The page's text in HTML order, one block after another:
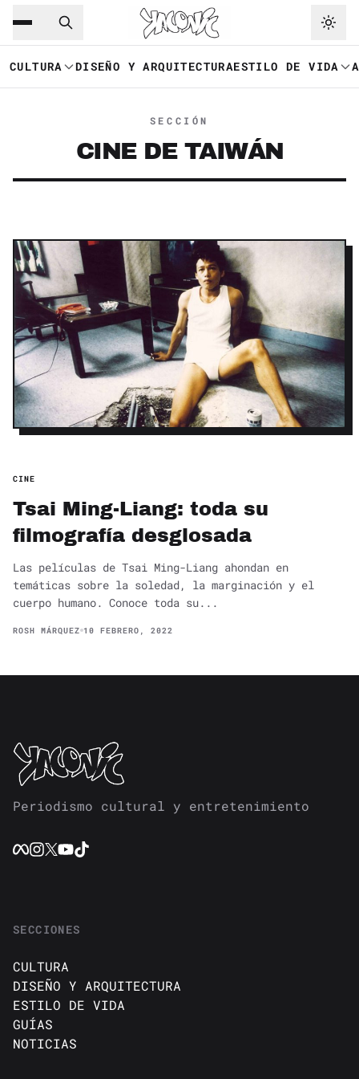
Saltar al contenido principal
CULTURA DISEÑO Y ARQUITECTURAESTILO DE VIDA
SECCIÓN
CINE DE TAIWÁN
CINE
Tsai Ming-Liang: toda su
filmografía desglosada
Las películas de Tsai Ming-Liang ahondan en
temáticas sobre la soledad, la marginación y el
cuerpo humano. Conoce toda su...
ROSH MÁRQUEZ 10 FEBRERO, 2022
Periodismo cultural y entretenimiento
SECCIONES
CULTURA
DISEÑO Y ARQUITECTURA
ESTILO DE VIDA
GUÍAS
NOTICIAS